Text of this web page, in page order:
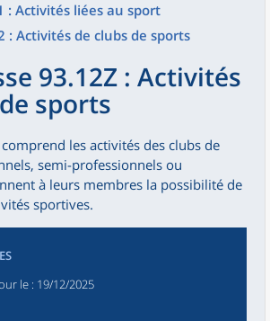
: Activités liées au sport
: Activités de clubs de sports
93.12Z : Activités
sports
comprend les activités des clubs de
semi-professionnels ou
à leurs membres la possibilité de
sportives.
le : 19/12/2025